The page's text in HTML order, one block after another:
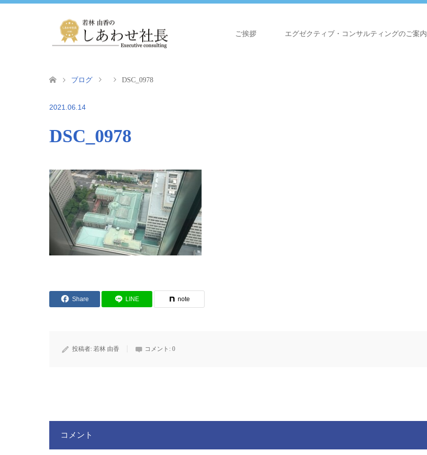
ご挨拶 エグゼクティブ・コンサルティングのご案内
ブログ DSC_0978
2021.06.14
DSC_0978
Share LINE note
投稿者: 若林 由香 コメント: 0
コメント